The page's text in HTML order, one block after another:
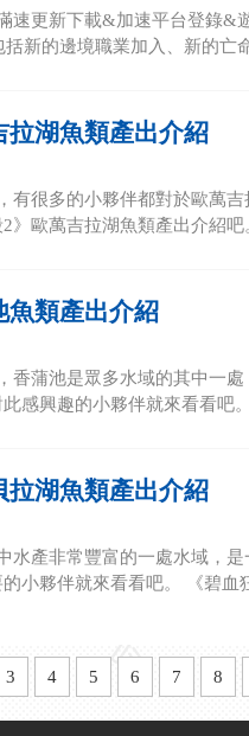
速更新下載&加速平台登錄
新的邊境職業加入、新的亡
拉湖魚類產出介紹
有很多的小夥伴都對於歐萬
》歐萬吉拉湖魚類產出介紹
魚類產出介紹
香蒲池是眾多水域的其中一
感興趣的小夥伴就來看看吧
拉湖魚類產出介紹
水產非常豐富的一處水域，
小夥伴就來看看吧。 《碧血
3 4 5 6 7 8